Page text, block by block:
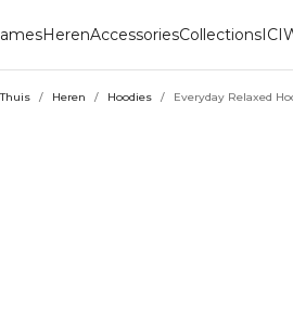
HerenAccessoriesCollections
Thuis / Heren / Hoodies / Everyday Relaxed